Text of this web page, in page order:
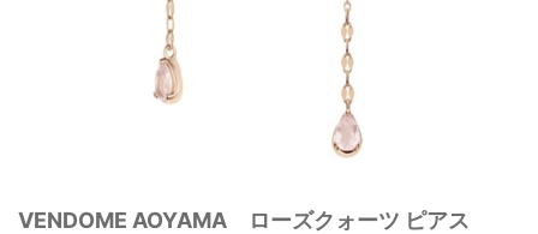
VENDOME AOYAMA ローズクォーツ ピアス